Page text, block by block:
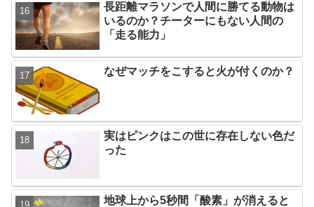
長距離マラソンで人間に勝てる動物は
いるのか？チーターにもない人間の
「走る能力」
なぜマッチをこすると火が付くのか？
実はピンクはこの世に存在しない色だ
った
地球上から5秒間「酸素」が消えると